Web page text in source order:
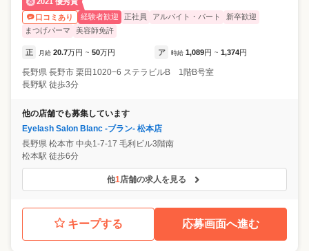
口コミあり
経験者歓迎 正社員 アルバイト・パート
新卒歓迎
まつげパーマ
美容師免許
正 月給 20.7万円 ~ 50万円 ア 時給 1,089円 ~ 1,374円
長野県 長野市 栗田1020−6 ステラビルB 1階B号室
長野駅 徒歩3分
他の店舗でも募集しています
Eyelash Salon Blanc -ブラン- 松本店
長野県 松本市 中央1-7-17 毛利ビル3階南
松本駅 徒歩6分
他1店舗の求人を見る
キープする 応募画面へ進む